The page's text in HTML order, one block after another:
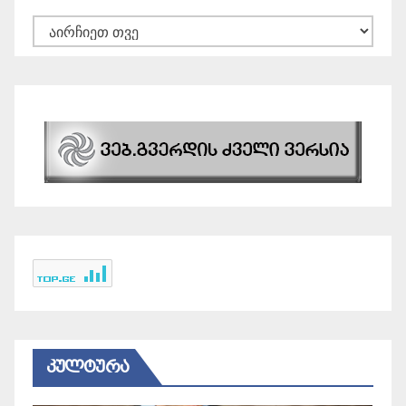
არქივები
ᲙᲣᲚᲢᲣᲠᲐ